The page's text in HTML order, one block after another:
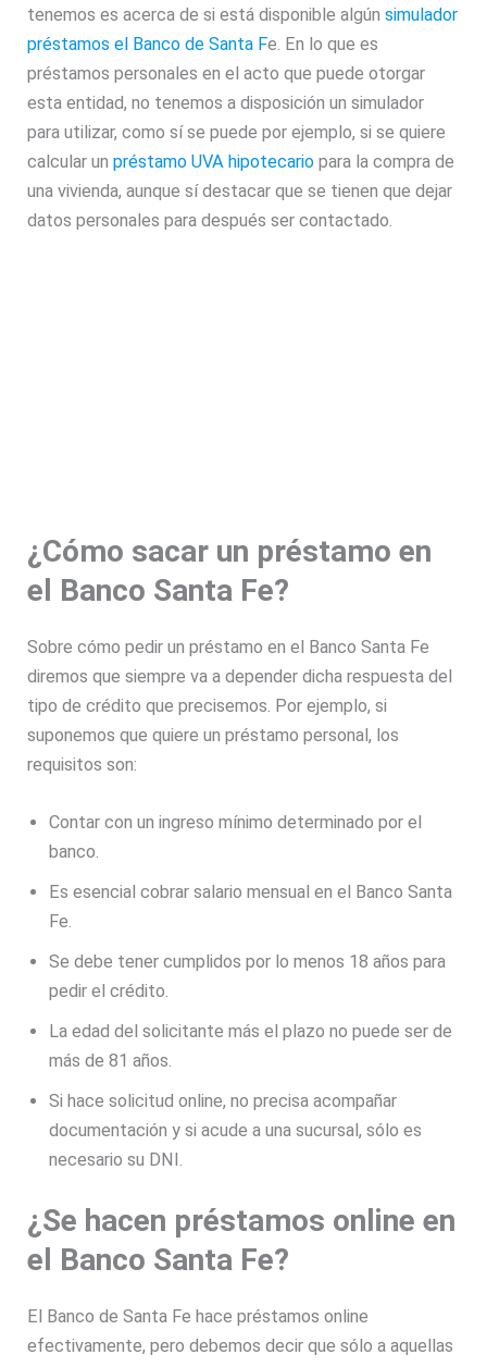
tenemos es acerca de si está disponible algúnsimulador
préstamos el Banco de Santa Fe. En lo que es
préstamos personales en el acto que puede otorgar
esta entidad, no tenemos a disposición un simulador
para utilizar, como sí se puede por ejemplo, si se quiere
calcular unpréstamo UVA hipotecario para la compra de
una vivienda, aunque sí destacar que se tienen que dejar
datos personales para después ser contactado.
¿Cómo sacar un préstamo en
el Banco Santa Fe?
Sobre cómo pedir un préstamo en el Banco Santa Fe
diremos que siempre va a depender dicha respuesta del
tipo de crédito que precisemos. Por ejemplo, si
suponemos que quiere un préstamo personal, los
requisitos son:
Contar con un ingreso mínimo determinado por el
banco.
Es esencial cobrar salario mensual en el Banco Santa
Fe.
Se debe tener cumplidos por lo menos 18 años para
pedir el crédito.
La edad del solicitante más el plazo no puede ser de
más de 81 años.
Si hace solicitud online, no precisa acompañar
documentación y si acude a una sucursal, sólo es
necesario su DNI.
¿Se hacen préstamos online en
el Banco Santa Fe?
El Banco de Santa Fe hace préstamos online
efectivamente, pero debemos decir que sólo a aquellas